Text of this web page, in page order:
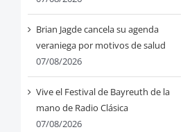
Brian Jagde cancela su agenda
veraniega por motivos de salud
07/08/2026
Vive el Festival de Bayreuth de la
mano de Radio Clásica
07/08/2026